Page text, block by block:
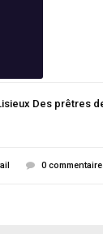
Des prêtres
0